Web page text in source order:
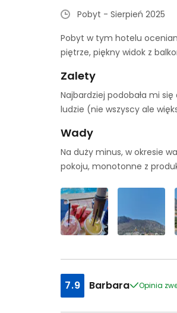
Pobyt - Sierpień 2025
Pobyt w tym hotelu
piętrze, piękny widok z
Zalety
Najbardziej podobała mi
ludzie (nie wszyscy ale
Wady
Na duży minus, w okresie
pokoju, monotonne z
7.9 Barbara Opinia